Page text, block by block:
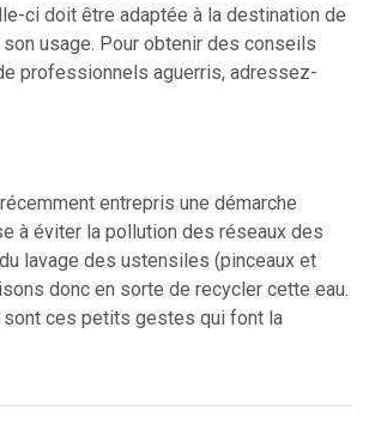
ci doit être adaptée à la destination de
son usage. Pour obtenir des conseils
professionnels aguerris, adressez-
entrepris une démarche
à éviter la pollution des réseaux des
lavage des ustensiles (pinceaux et
donc en sorte de recycler cette eau.
sont ces petits gestes qui font la